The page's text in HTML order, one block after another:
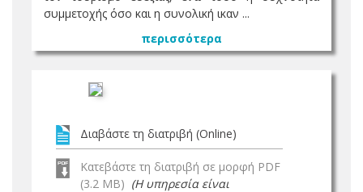
συμμετοχής όσο και η συνολική ικαν ...
περισσότερα
Διαβάστε τη διατριβή (Online)
Κατεβάστε τη διατριβή σε μορφή PDF
(3.2 MB) (Η υπηρεσία είναι